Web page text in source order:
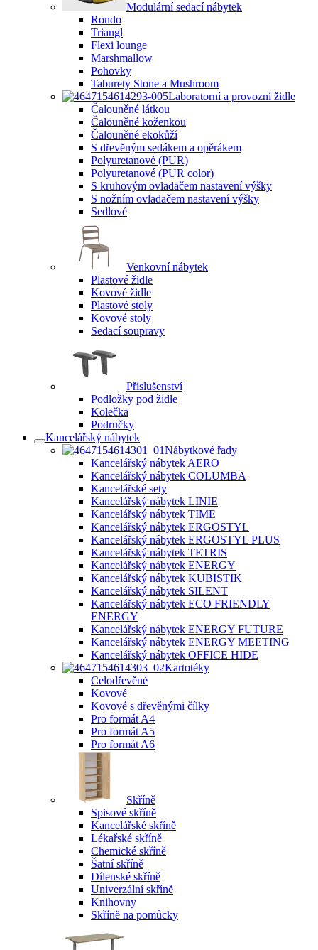
Modulární sedací nábytek
Rondo
Triangl
Flexi lounge
Marshmallow
Pohovky
Taburety Stone a Mushroom
Laboratorní a provozní židle
Čalouněné látkou
Čalouněné koženkou
Čalouněné ekokůží
S dřevěným sedákem a opěrákem
Polyuretanové (PUR)
Polyuretanové (PUR color)
S kruhovým ovladačem nastavení výšky
S nožním ovladačem nastavení výšky
Sedlové
Venkovní nábytek
Plastové židle
Kovové židle
Plastové stoly
Kovové stoly
Sedací soupravy
Příslušenství
Podložky pod židle
Kolečka
Područky
Kancelářský nábytek
Nábytkové řady
Kancelářský nábytek AERO
Kancelářský nábytek COLUMBA
Kancelářské sety
Kancelářský nábytek LINIE
Kancelářský nábytek TIME
Kancelářský nábytek ERGOSTYL
Kancelářský nábytek ERGOSTYL PLUS
Kancelářský nábytek TETRIS
Kancelářský nábytek ENERGY
Kancelářský nábytek KUBISTIK
Kancelářský nábytek SILENT
Kancelářský nábytek ECO FRIENDLY
ENERGY
Kancelářský nábytek ENERGY FUTURE
Kancelářský nábytek ENERGY MEETING
Kancelářský nábytek OFFICE HIDE
Kartotéky
Celodřevěné
Kovové
Kovové s dřevěnými čílky
Pro formát A4
Pro formát A5
Pro formát A6
Skříně
Spisové skříně
Kancelářské skříně
Lékařské skříně
Chemické skříně
Šatní skříně
Dílenské skříně
Univerzální skříně
Knihovny
Skříně na pomůcky